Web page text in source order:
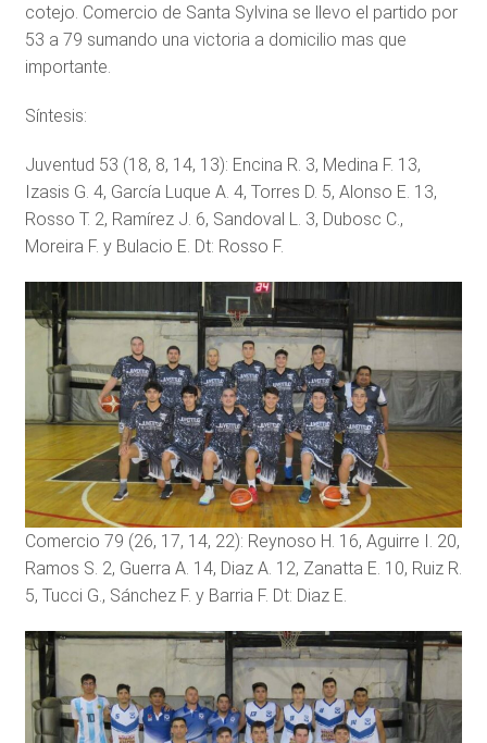
cotejo. Comercio de Santa Sylvina se llevo el partido por
53 a 79 sumando una victoria a domicilio mas que
importante.
Síntesis:
Juventud 53 (18, 8, 14, 13): Encina R. 3, Medina F. 13,
Izasis G. 4, García Luque A. 4, Torres D. 5, Alonso E. 13,
Rosso T. 2, Ramírez J. 6, Sandoval L. 3, Dubosc C.,
Moreira F. y Bulacio E. Dt: Rosso F.
Comercio 79 (26, 17, 14, 22): Reynoso H. 16, Aguirre I. 20,
Ramos S. 2, Guerra A. 14, Diaz A. 12, Zanatta E. 10, Ruiz R.
5, Tucci G., Sánchez F. y Barria F. Dt: Diaz E.